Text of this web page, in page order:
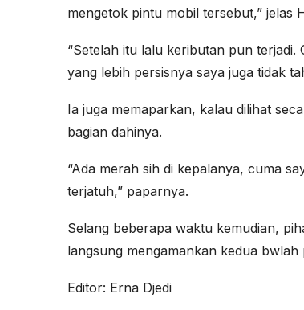
mengetok pintu mobil tersebut,” jelas
“Setelah itu lalu keributan pun terjadi.
yang lebih persisnya saya juga tidak
Ia juga memaparkan, kalau dilihat
bagian dahinya.
“Ada merah sih di kepalanya, cuma
terjatuh,” paparnya.
Selang beberapa waktu kemudian,
langsung mengamankan kedua
Editor: Erna Djedi